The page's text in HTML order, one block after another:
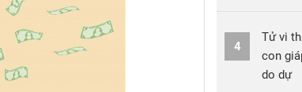
4
Tử vi
con
do dự